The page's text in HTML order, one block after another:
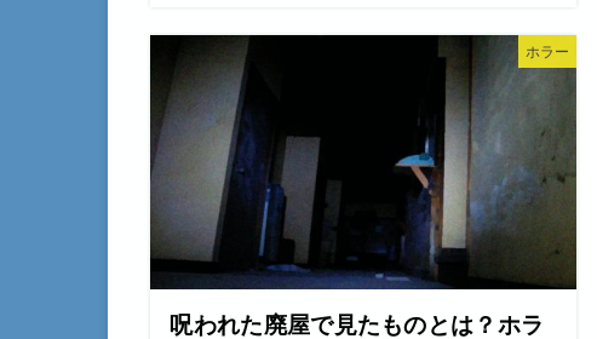
ホラー
呪われた廃屋で見たものとは？ホラ